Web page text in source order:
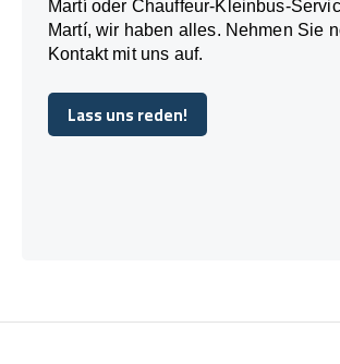
Martí oder Chauffeur-Kleinbus-
Martí, wir haben alles. Nehmen Sie
Kontakt mit uns auf.
Lass uns reden!
Lass uns reden!